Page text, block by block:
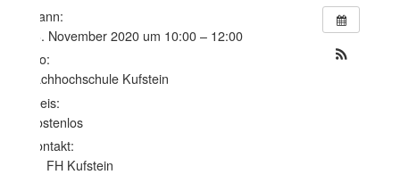
Wann:
13. November 2020 um 10:00 – 12:00
Wo:
Fachhochschule Kufstein
Preis:
Kostenlos
Kontakt:
FH Kufstein